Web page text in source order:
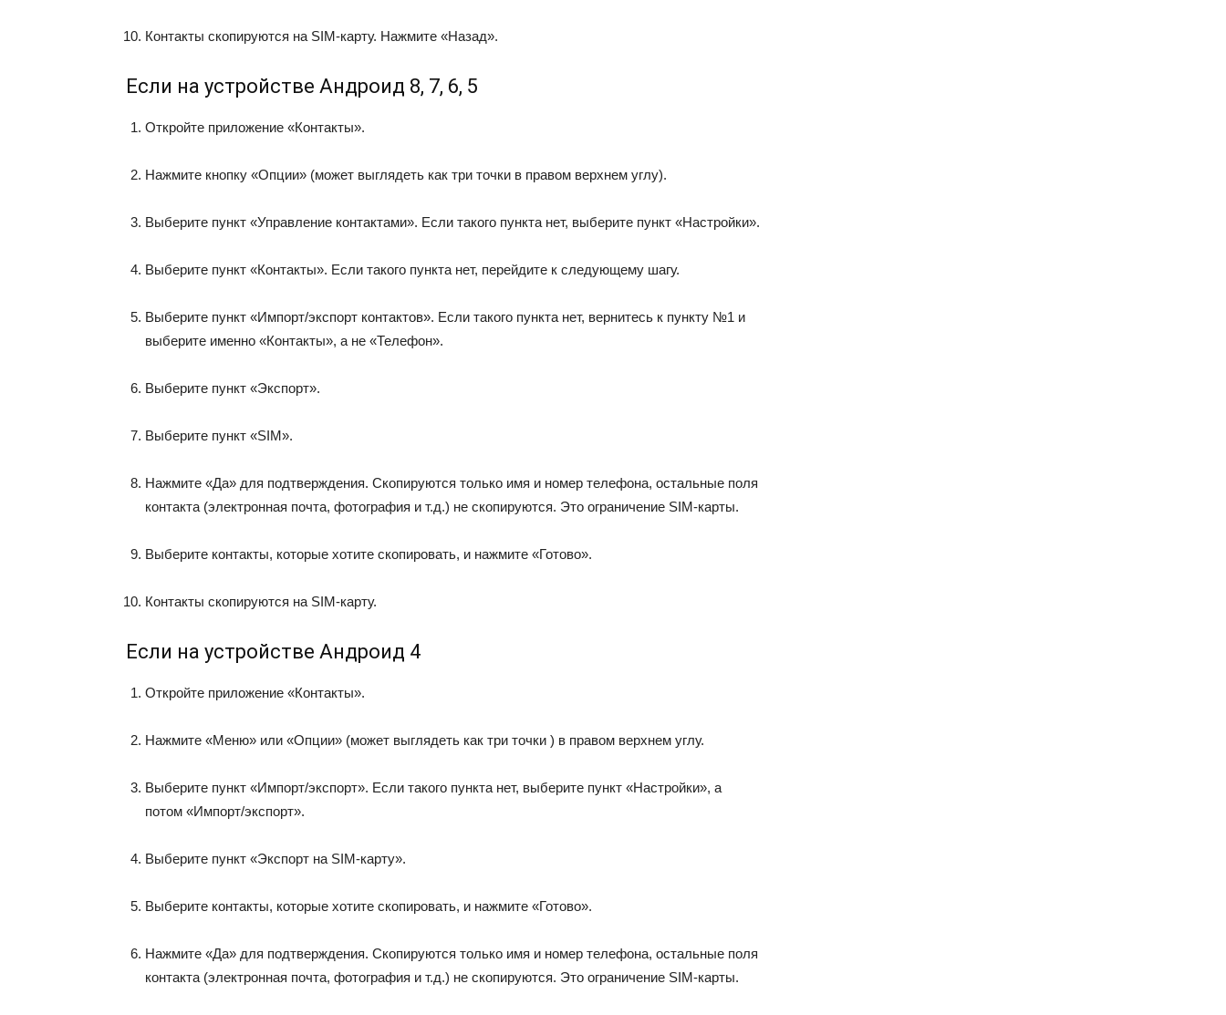
Контакты скопируются на SIM-карту. Нажмите «Назад».
Если на устройстве Андроид 8, 7, 6, 5
Откройте приложение «Контакты».
Нажмите кнопку «Опции» (может выглядеть как три точки в правом верхнем углу).
Выберите пункт «Управление контактами». Если такого пункта нет, выберите пункт «Настройки».
Выберите пункт «Контакты». Если такого пункта нет, перейдите к следующему шагу.
Выберите пункт «Импорт/экспорт контактов». Если такого пункта нет, вернитесь к пункту №1 и
выберите именно «Контакты», а не «Телефон».
Выберите пункт «Экспорт».
Выберите пункт «SIM».
Нажмите «Да» для подтверждения. Скопируются только имя и номер телефона, остальные поля
контакта (электронная почта, фотография и т.д.) не скопируются. Это ограничение SIM-карты.
Выберите контакты, которые хотите скопировать, и нажмите «Готово».
Контакты скопируются на SIM-карту.
Если на устройстве Андроид 4
Откройте приложение «Контакты».
Нажмите «Меню» или «Опции» (может выглядеть как три точки ) в правом верхнем углу.
Выберите пункт «Импорт/экспорт». Если такого пункта нет, выберите пункт «Настройки», а
потом «Импорт/экспорт».
Выберите пункт «Экспорт на SIM-карту».
Выберите контакты, которые хотите скопировать, и нажмите «Готово».
Нажмите «Да» для подтверждения. Скопируются только имя и номер телефона, остальные поля
контакта (электронная почта, фотография и т.д.) не скопируются. Это ограничение SIM-карты.